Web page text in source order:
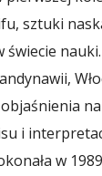
sztuki
i
w